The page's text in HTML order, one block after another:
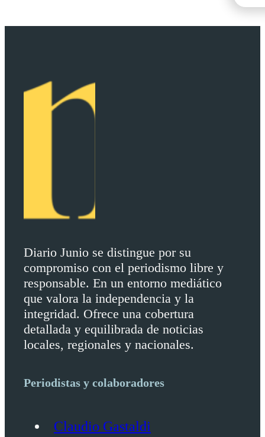
Diario Junio se distingue por su
compromiso con el periodismo libre y
responsable. En un entorno mediático
que valora la independencia y la
integridad. Ofrece una cobertura
detallada y equilibrada de noticias
locales, regionales y nacionales.
Periodistas y colaboradores
Claudio Gastaldi